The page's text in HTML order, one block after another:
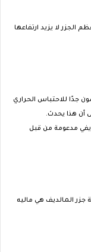
أكثر بقليل من 200 منها. معظم الجزر لا يزيد ارتفاعها
جدًا للاحتباس الحراري
أن هذا يحدث.
مدعومة من قبل
جزر المالديف هي ماليه